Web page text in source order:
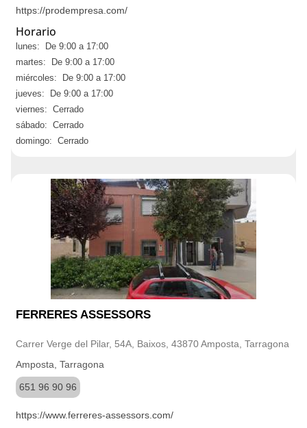
https://prodempresa.com/
Horario
lunes: De 9:00 a 17:00
martes: De 9:00 a 17:00
miércoles: De 9:00 a 17:00
jueves: De 9:00 a 17:00
viernes: Cerrado
sábado: Cerrado
domingo: Cerrado
FERRERES ASSESSORS
Carrer Verge del Pilar, 54A, Baixos, 43870 Amposta, Tarragona
Amposta, Tarragona
651 96 90 96
https://www.ferreres-assessors.com/